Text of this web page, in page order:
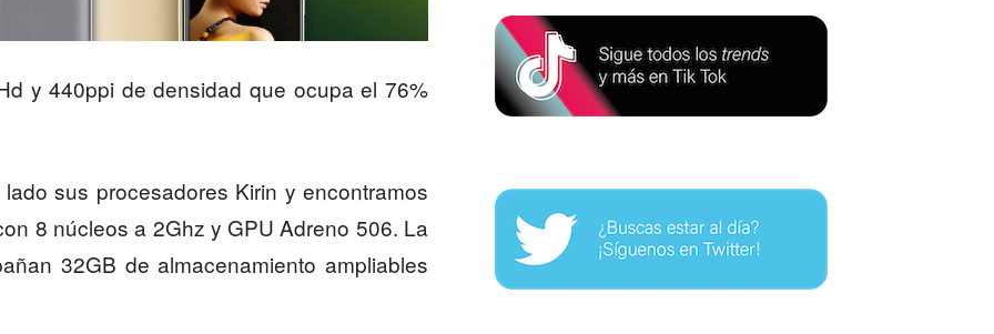
y 440ppi de densidad que ocupa el 76%
sus procesadores Kirin y encontramos
8 núcleos a 2Ghz y GPU Adreno 506. La
32GB de almacenamiento ampliables